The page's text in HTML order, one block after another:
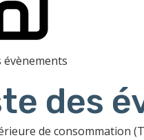
évènements
des
de consommation